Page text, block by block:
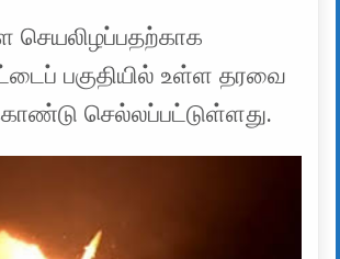
செயலிழப்பதற்காக
பகுதியில் உள்ள தரவை
செல்லப்பட்டுள்ளது.